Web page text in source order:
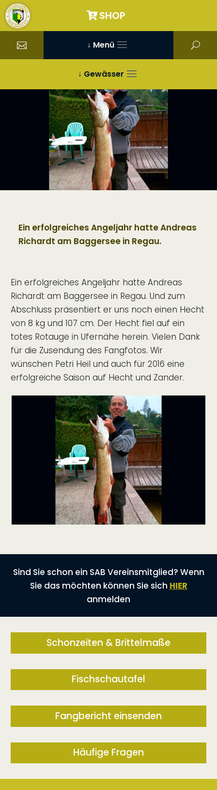
SHOP
↓ Menü
↓ Gewässer
Ein erfolgreiches Angeljahr hatte Andreas
Richardt am Baggersee in Regau.
Ein erfolgreiches Angeljahr hatte Andreas
Richardt am Baggersee in Regau. Und zum
Abschluss präsentiert er uns noch einen Hecht
von 8 kg und 107 cm. Der Hecht fiel auf ein
totes Rotauge in Ufernähe herein. Vielen Dank
für die Zusendung des Fangfotos. Wir
wünschen Petri Heil und auch für 2016 eine
erfolgreiche Saison auf Hecht und Zander.
Sind Sie schon ein SAB Vereinsmitglied? Wenn
Sie das möchten können Sie sich HIER
anmelden
Schonzeiten & Brittelmaße
Fischschautafel
Fangbericht einsenden
Häufige Fragen